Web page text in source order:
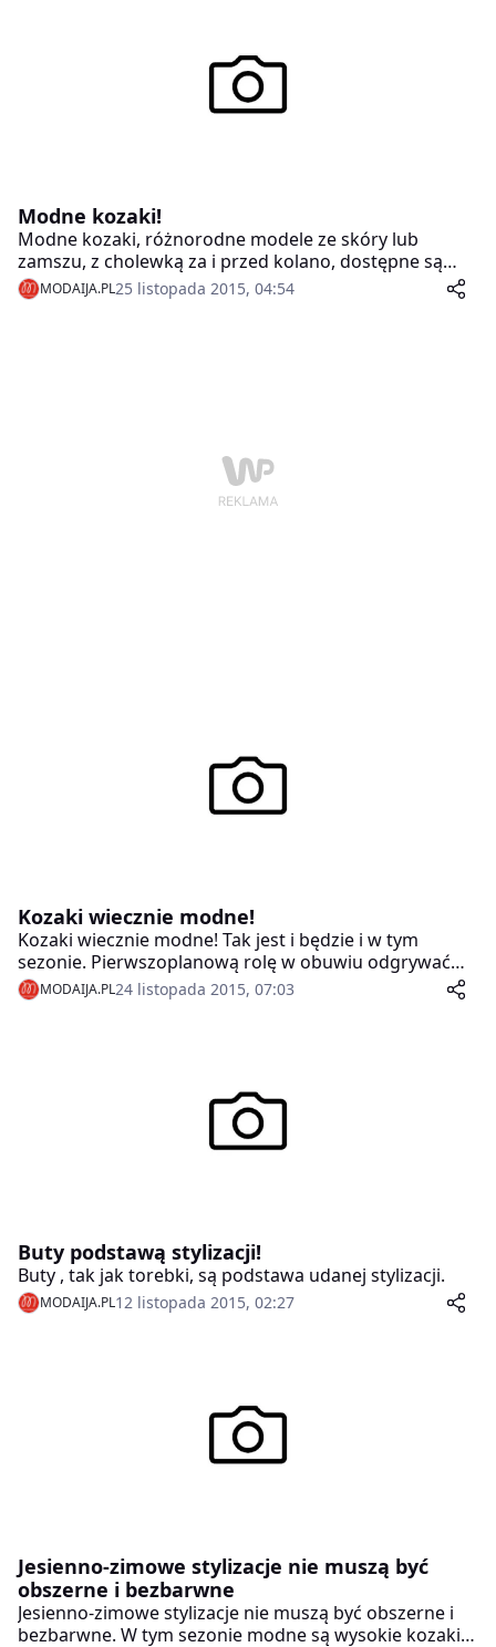
Modne kozaki!
Modne kozaki, różnorodne modele ze skóry lub
zamszu, z cholewką za i przed kolano, dostępne są
między innymi salonach sieci Deichmann oraz sklepie
online.
MODAIJA.PL25 listopada 2015, 04:54
Kozaki wiecznie modne!
Kozaki wiecznie modne! Tak jest i będzie i w tym
sezonie. Pierwszoplanową rolę w obuwiu odgrywać
będą wysmakowane detale, bogato zdobione obcasy
oraz masywne słupki podnoszące nas przynajmniej o
ostatniego pokazu projektanta. W limitowanej kolekcji,
będą dostępne wysokie kozaki w dwóch wersjach
MODAIJA.PL24 listopada 2015, 07:03
Buty podstawą stylizacji!
Buty , tak jak torebki, są podstawa udanej stylizacji.
MODAIJA.PL12 listopada 2015, 02:27
Jesienno-zimowe stylizacje nie muszą być
obszerne i bezbarwne
Jesienno-zimowe stylizacje nie muszą być obszerne i
bezbarwne. W tym sezonie modne są wysokie kozaki i